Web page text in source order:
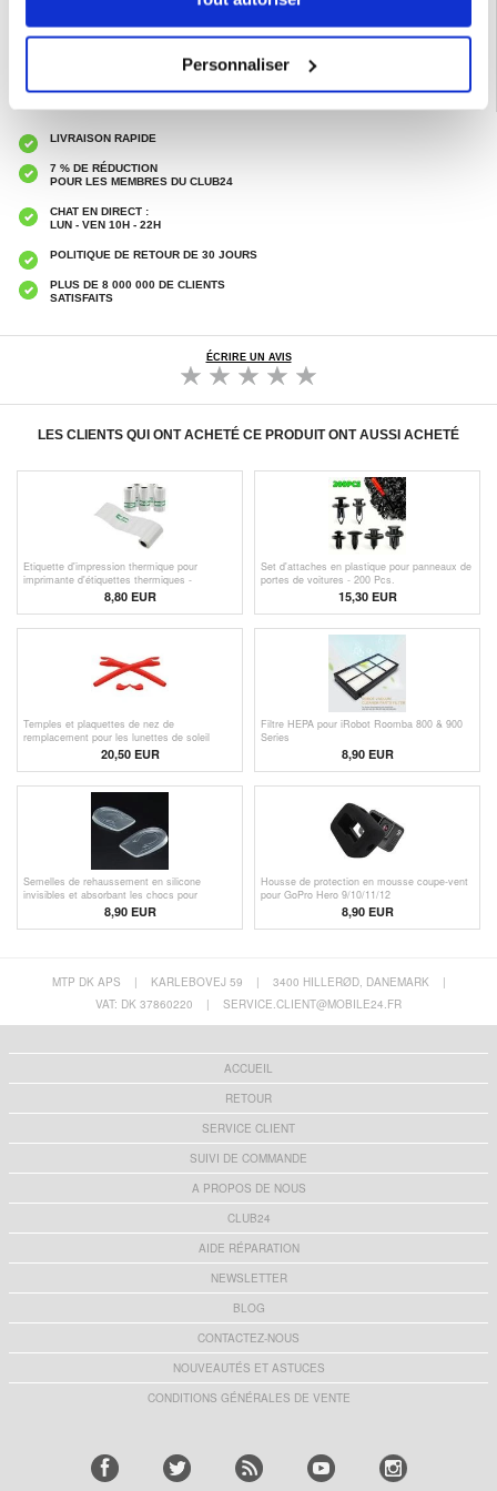
Personnaliser
LIVRAISON RAPIDE
7 % DE RÉDUCTION
POUR LES MEMBRES DU CLUB24
CHAT EN DIRECT :
LUN - VEN 10H - 22H
POLITIQUE DE RETOUR DE 30 JOURS
PLUS DE 8 000 000 DE CLIENTS
SATISFAITS
ÉCRIRE UN AVIS
LES CLIENTS QUI ONT ACHETÉ CE PRODUIT ONT AUSSI ACHETÉ
Etiquette d'impression thermique pour
imprimante d'étiquettes thermiques -
57x15mm - 5 rouleaux
8,80EUR
Set d'attaches en plastique pour panneaux de
portes de voitures - 200 Pcs.
15,30 EUR
Temples et plaquettes de nez de
remplacement pour les lunettes de soleil
20,50 EUR
Filtre HEPA pour iRobot Roomba 800 & 900
Series
8,90 EUR
Semelles de rehaussement en silicone
invisibles et absorbant les chocs pour
8,90 EUR
Housse de protection en mousse coupe-vent
pour GoPro Hero 9/10/11/12
8,90 EUR
MTP DK APS | KARLEBOVEJ 59 | 3400 HILLERØD, DANEMARK
|
VAT: DK 37860220
| SERVICE.CLIENT@MOBILE24.FR
ACCUEIL
RETOUR
SERVICE CLIENT
SUIVI DE COMMANDE
A PROPOS DE NOUS
CLUB24
AIDE RÉPARATION
NEWSLETTER
BLOG
CONTACTEZ-NOUS
NOUVEAUTÉS ET ASTUCES
CONDITIONS GÉNÉRALES DE VENTE